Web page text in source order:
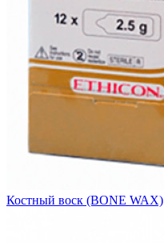
Костный воск (BONE WAX)